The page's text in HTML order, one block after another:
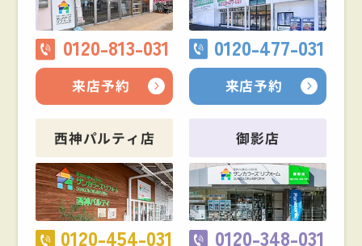
0120-813-031
来店予約
0120-477-031
来店予約
西神パルティ店
0120-454-031
御影店
0120-348-031